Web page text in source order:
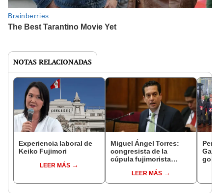
NOTAS RELACIONADAS
Experiencia laboral de
Keiko Fujimori
LEER MÁS
Miguel Ángel Torres:
congresista de la
cúpula fujimorista
del SenadoLEER MÁS